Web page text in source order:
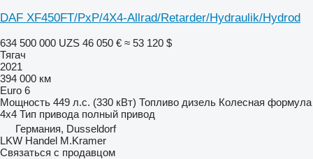
DAF XF450FT/PxP/4X4-Allrad/Retarder/Hydraulik/Hydrod
634 500 000 UZS 46 050 € ≈ 53 120 $
Тягач
2021
394 000 км
Euro 6
Мощность 449 л.с. (330 кВт) Топливо дизель Колесная формула
4x4 Тип привода полный привод
Германия, Dusseldorf
LKW Handel M.Kramer
Связаться с продавцом